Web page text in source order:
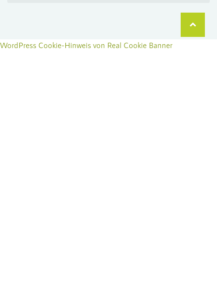
WordPress Cookie-Hinweis von Real Cookie Banner